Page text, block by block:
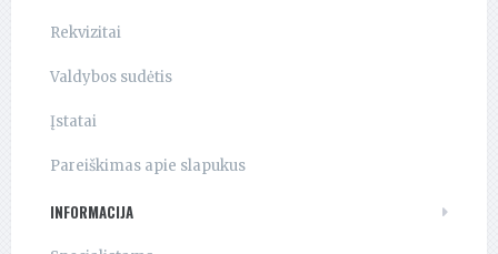
Rekvizitai
Valdybos sudėtis
Įstatai
Pareiškimas apie slapukus
INFORMACIJA